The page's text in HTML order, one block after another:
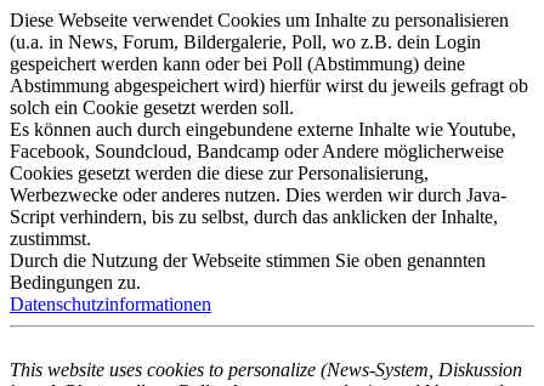
Diese Webseite verwendet Cookies um Inhalte zu personalisieren
(u.a. in News, Forum, Bildergalerie, Poll, wo z.B. dein Login
gespeichert werden kann oder bei Poll (Abstimmung) deine
Abstimmung abgespeichert wird) hierfür wirst du jeweils gefragt ob
solch ein Cookie gesetzt werden soll.
Es können auch durch eingebundene externe Inhalte wie Youtube,
Facebook, Soundcloud, Bandcamp oder Andere möglicherweise
Cookies gesetzt werden die diese zur Personalisierung,
Werbezwecke oder anderes nutzen. Dies werden wir durch Java-
Script verhindern, bis zu selbst, durch das anklicken der Inhalte,
zustimmst.
Durch die Nutzung der Webseite stimmen Sie oben genannten
Bedingungen zu.
Datenschutzinformationen
This website uses cookies to personalize (News-System, Diskussion